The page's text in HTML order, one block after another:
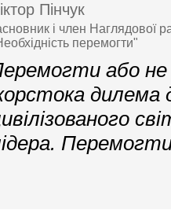
Пінчук
і член Наглядової
перемогти"
або
дилема